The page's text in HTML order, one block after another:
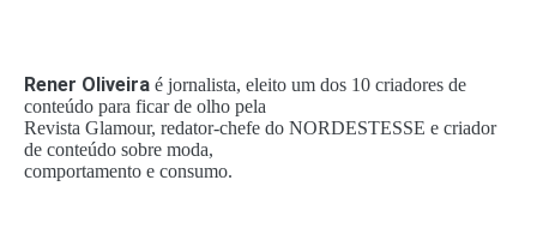
Rener Oliveira é jornalista, eleito um dos 10 criadores de
conteúdo para ficar de olho pela
Revista Glamour, redator-chefe do NORDESTESSE e criador
de conteúdo sobre moda,
comportamento e consumo.